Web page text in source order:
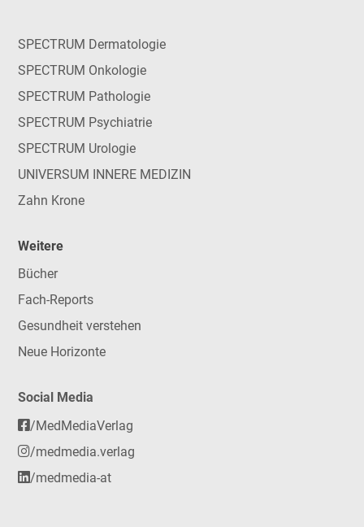
SPECTRUM Dermatologie
SPECTRUM Onkologie
SPECTRUM Pathologie
SPECTRUM Psychiatrie
SPECTRUM Urologie
UNIVERSUM INNERE MEDIZIN
Zahn Krone
Weitere
Bücher
Fach-Reports
Gesundheit verstehen
Neue Horizonte
Social Media
/MedMediaVerlag
/medmedia.verlag
/medmedia-at